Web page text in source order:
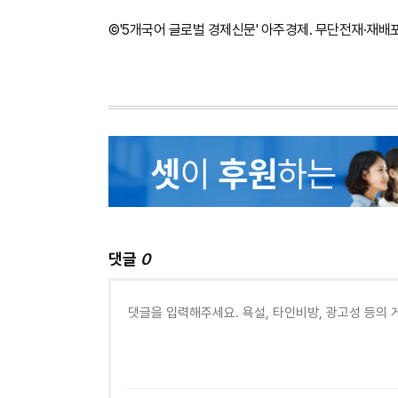
©'5개국어 글로벌 경제신문' 아주경제. 무단전재·재배
댓글 0